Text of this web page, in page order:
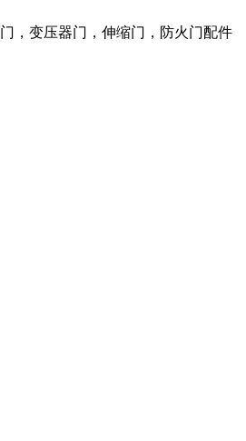
，变压器门，伸缩门，防火门配件